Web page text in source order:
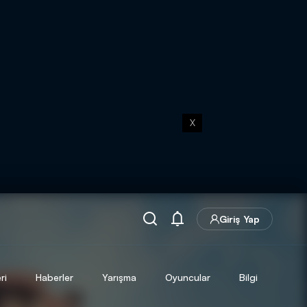
X
Giriş Yap
Haberler Yarışma Oyuncular Bilgi